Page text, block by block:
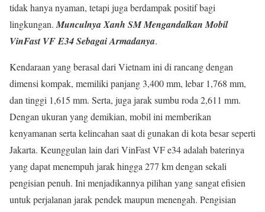
tidak hanya nyaman, tetapi juga berdampak positif bagi
lingkungan. Munculnya Xanh SMMengandalkan Mobil
VinFast VF E34 Sebagai Armadanya.
Kendaraan yang berasal dari Vietnam ini di rancang dengan
dimensi kompak, memiliki panjang 3,400 mm, lebar 1,768 mm,
dan tinggi 1,615 mm. Serta, juga jarak sumbu roda 2,611 mm.
Dengan ukuran yang demikian, mobil ini memberikan
kenyamanan serta kelincahan saat di gunakan di kota besar seperti
Jakarta. Keunggulan lain dari VinFast VF e34 adalah baterinya
yang dapat menempuh jarak hingga 277 km dengan sekali
pengisian penuh. Ini menjadikannya pilihan yang sangat efisien
untuk perjalanan jarak pendek maupun menengah. Pengisian